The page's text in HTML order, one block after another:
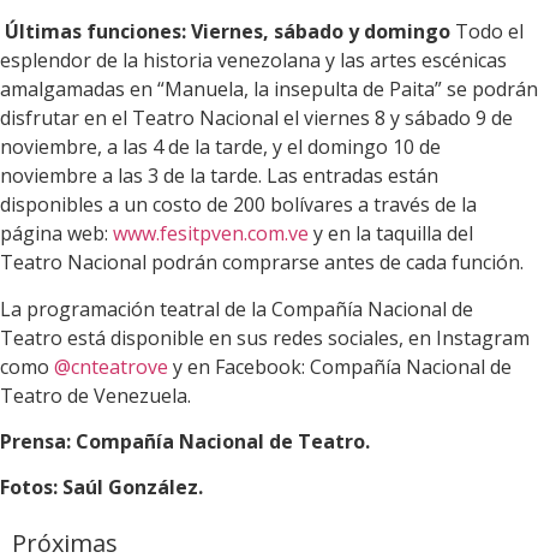
Últimas funciones: Viernes, sábado y domingo Todo el
esplendor de la historia venezolana y las artes escénicas
amalgamadas en “Manuela, la insepulta de Paita” se podrán
disfrutar en el Teatro Nacional el viernes 8 y sábado 9 de
noviembre, a las 4 de la tarde, y el domingo 10 de
noviembre a las 3 de la tarde. Las entradas están
disponibles a un costo de 200 bolívares a través de la
página web: www.fesitpven.com.ve y en la taquilla del
Teatro Nacional podrán comprarse antes de cada función.
La programación teatral de la Compañía Nacional de
Teatro está disponible en sus redes sociales, en Instagram
como @cnteatrove y en Facebook: Compañía Nacional de
Teatro de Venezuela.
Prensa: Compañía Nacional de Teatro.
Fotos: Saúl González.
Próximas